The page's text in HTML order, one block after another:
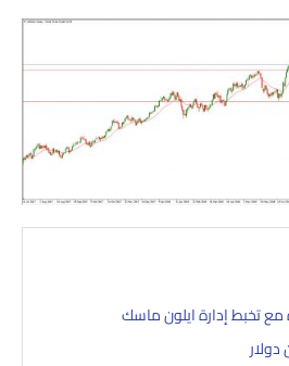
تخبط إدارة ايلون ماسك
دولار